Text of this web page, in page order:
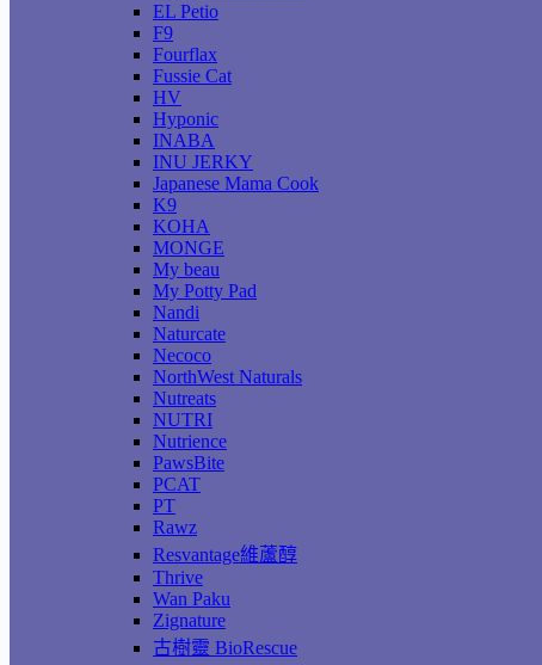
EL Petio
F9
Fourflax
Fussie Cat
HV
Hyponic
INABA
INU JERKY
Japanese Mama Cook
K9
KOHA
MONGE
My beau
My Potty Pad
Nandi
Naturcate
Necoco
NorthWest Naturals
Nutreats
NUTRI
Nutrience
PawsBite
PCAT
PT
Rawz
Resvantage維蘆醇
Thrive
Wan Paku
Zignature
古樹靈 BioRescue